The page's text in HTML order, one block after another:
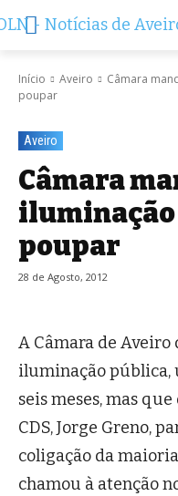
Início Aveiro
Câmara
poupar
Aveiro
Câmara
poupar
28 de Agosto, 2012
A Câmara de
iluminação pública,
seis meses, mas
CDS, Jorge Greno,
coligação da
chamou à atenção